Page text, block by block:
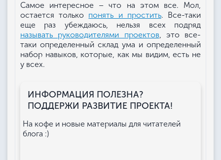
Самое интересное – что на этом все. Мол,
остается только понять и простить. Все-таки
еще раз убеждаюсь, нельзя всех подряд
называть руководителями проектов, это все-
таки определенный склад ума и определенный
набор навыков, которые, как мы видим, есть не
у всех.
ИНФОРМАЦИЯ ПОЛЕЗНА?
ПОДДЕРЖИ РАЗВИТИЕ ПРОЕКТА!
На кофе и новые материалы для читателей
блога :)